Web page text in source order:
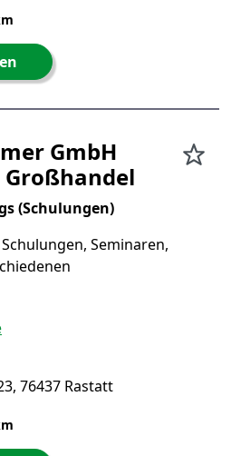
GmbH
Großhandel
(Schulungen)
Seminaren,
76437 Rastatt